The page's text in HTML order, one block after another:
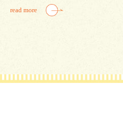
read more